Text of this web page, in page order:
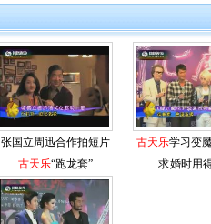
张国立周迅合作拍短片
古天乐“跑龙套”
古天乐学习变
求婚时用